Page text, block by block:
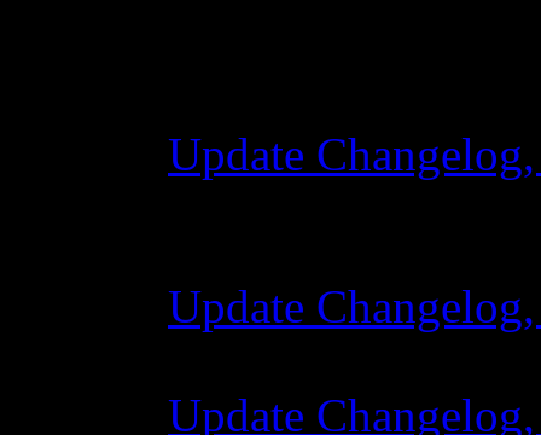
Update
Update
Update